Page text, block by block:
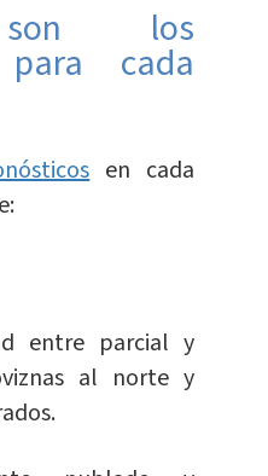
son los
para cada
en cada
entre parcial y
al norte y